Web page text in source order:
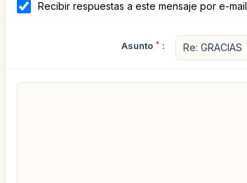
Recibir respuestas a este mensaje por e-mail
Asunto * :